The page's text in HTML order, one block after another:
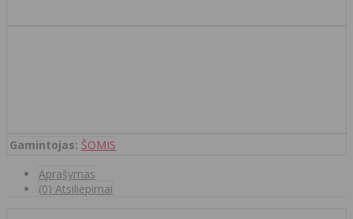
Gamintojas: ŠOMIS
Aprašymas
(0) Atsiliepimai